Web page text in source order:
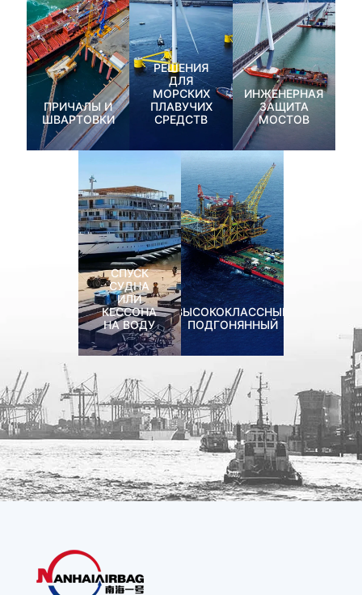
ПРИЧАЛЫ И
ШВАРТОВКИ
РЕШЕНИЯ
ДЛЯ
МОРСКИХ
ПЛАВУЧИХ
СРЕДСТВ
ИНЖЕНЕРНАЯ
ЗАЩИТА
МОСТОВ
СПУСК
СУДНА
ИЛИ
КЕССОНА
НА ВОДУ
ВЫСОКОКЛАССНЫЙ
ПОДГОНЯННЫЙ